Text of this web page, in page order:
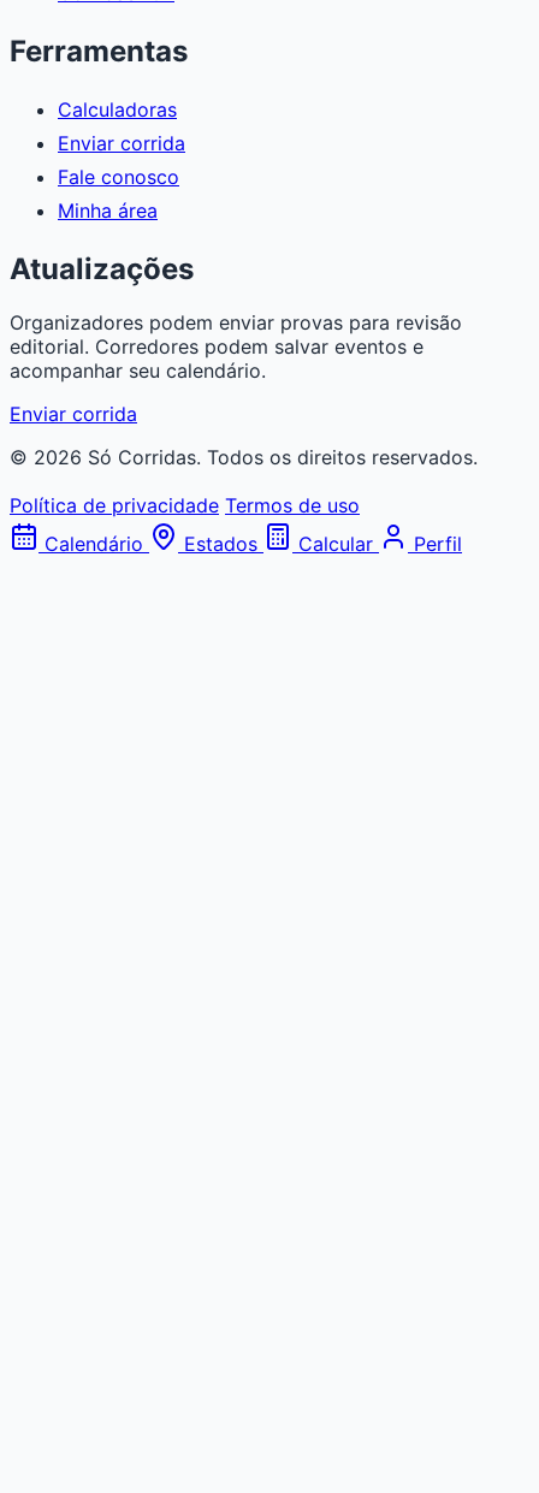
Ferramentas
Calculadoras
Enviar corrida
Fale conosco
Minha área
Atualizações
Organizadores podem enviar provas para revisão
editorial. Corredores podem salvar eventos e
acompanhar seu calendário.
Enviar corrida
© 2026 Só Corridas. Todos os direitos reservados.
Política de privacidade Termos de uso
Calendário
Estados Calcular Perfil